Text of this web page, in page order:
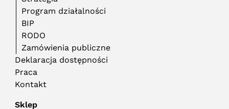
Program działalności
BIP
RODO
Zamówienia publiczne
Deklaracja dostępności
Praca
Kontakt
Sklep